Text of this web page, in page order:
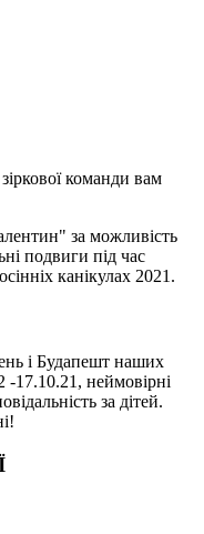
команди вам
за можливість
подвиги під час
канікулах 2021.
і Будапешт наших
-17.10.21, неймовірні
за дітей.